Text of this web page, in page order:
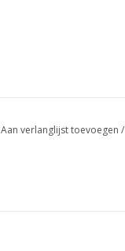
Aan verlanglijst toevoegen /